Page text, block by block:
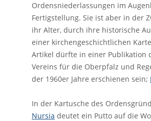
Ordensniederlassungen im
Fertigstellung. Sie ist aber in der
ihr Alter, durch ihre historische
einer kirchengeschichtlichen
Artikel dürfte in einer Publikation
Vereins für die Oberpfalz und
der 1960er Jahre erschienen sein;
In der Kartusche des
Nursia deutet ein Putto auf die